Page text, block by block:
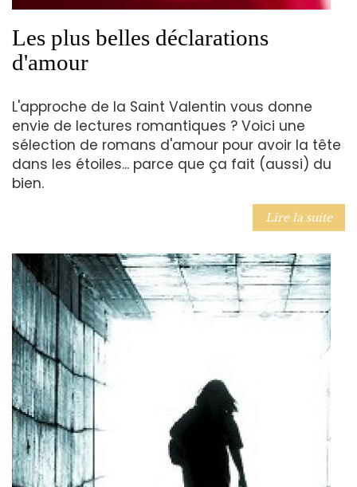
Les plus belles déclarations
d'amour
L'approche de la Saint Valentin vous donne
envie de lectures romantiques ? Voici une
sélection de romans d'amour pour avoir la tête
dans les étoiles... parce que ça fait (aussi) du
bien.
Lire la suite